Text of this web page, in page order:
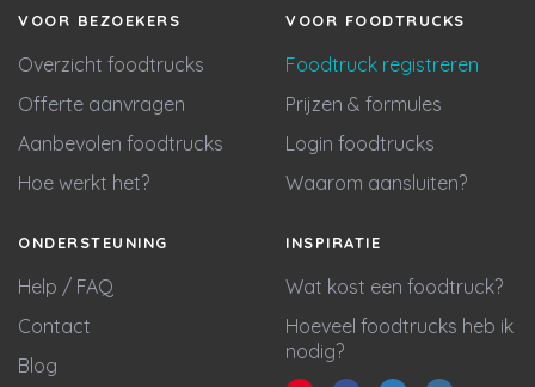
VOOR BEZOEKERS
Overzicht foodtrucks
Offerte aanvragen
Aanbevolen foodtrucks
Hoe werkt het?
VOOR FOODTRUCKS
Foodtruck registreren
Prijzen & formules
Login foodtrucks
Waarom aansluiten?
ONDERSTEUNING
Help / FAQ
Contact
Blog
INSPIRATIE
Wat kost een foodtruck?
Hoeveel foodtrucks heb ik
nodig?